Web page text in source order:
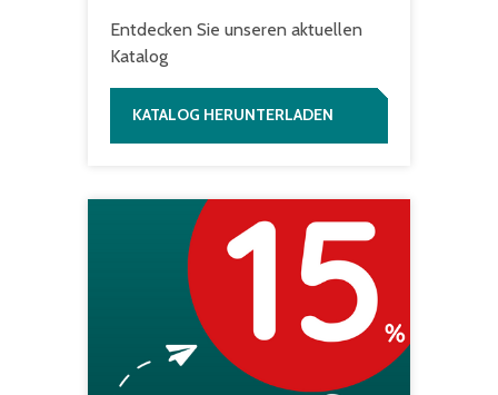
Entdecken Sie unseren aktuellen
Katalog
KATALOG HERUNTERLADEN